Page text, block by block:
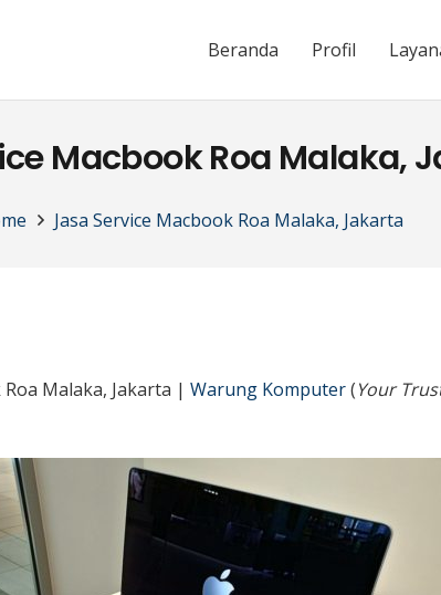
Beranda Profil
Macbook Roa Malaka,
Jasa Service Macbook Roa Malaka, Jakarta
Malaka, Jakarta | Warung Komputer(Your